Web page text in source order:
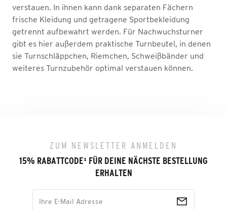
verstauen. In ihnen kann dank separaten Fächern
frische Kleidung und getragene Sportbekleidung
getrennt aufbewahrt werden. Für Nachwuchsturner
gibt es hier außerdem praktische Turnbeutel, in denen
sie Turnschläppchen, Riemchen, Schweißbänder und
weiteres Turnzubehör optimal verstauen können.
ZUM NEWSLETTER ANMELDEN
15% RABATTCODE¹ FÜR DEINE NÄCHSTE BESTELLUNG
ERHALTEN